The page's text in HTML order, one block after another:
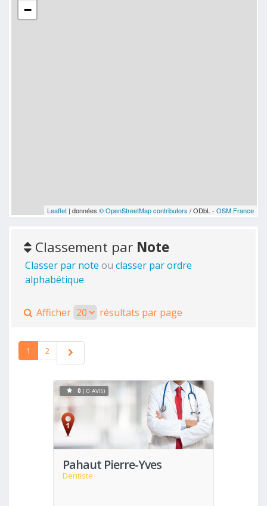
−
Leaflet| données © OpenStreetMap contributors / ODbL - OSM France
Classement par Note
Classer par note ou classer par ordre
alphabétique
Afficher résultats par page
1 2
Pahaut Pierre-Yves
Dentiste
Voir
0 ( 0 AVIS)